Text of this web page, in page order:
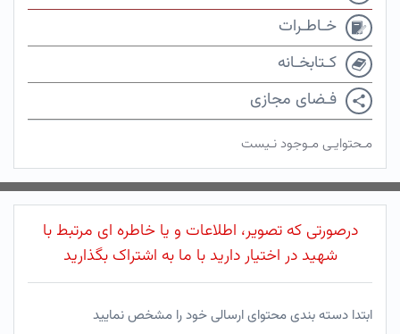
خـاطـرات
کـتابخـانه
فـضای مجازی
مـحتوایـی مـوجود نـیست
درصورتی که تصویر، اطلاعات و یا خاطره ای مرتبط با
شهید در اختیار دارید با ما به اشتراک بگذارید
ابتدا دسته بندی محتوای ارسالی خود را مشخص نمایید